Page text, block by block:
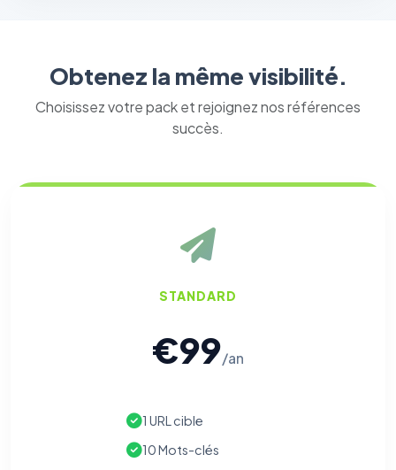
Obtenez la même visibilité.
Choisissez votre pack et rejoignez nos références
succès.
STANDARD
€99/an
1 URL cible
10 Mots-clés